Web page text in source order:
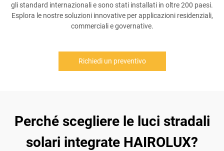
gli standard internazionali e sono stati installati in oltre 200 paesi.
Esplora le nostre soluzioni innovative per applicazioni residenziali,
commerciali e governative.
Richiedi un preventivo
Perché scegliere le luci stradali
solari integrate HAIROLUX?